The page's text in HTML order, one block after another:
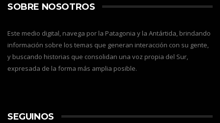
SOBRE NOSOTROS
Este medio digital, navega por la Patagonia y la Antártida, brindando
información sobre los temas que generan interacción con su gente,
y buscando historias que consolidan una voz propia del Sur,
expresada de la forma más amplia posible.
SEGUINOS